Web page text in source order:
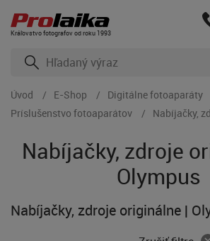
Kráľovstvo fotografov od roku 1993
Úvod E-Shop
Digitálne fotoaparáty
Príslušenstvo fotoaparátov
Nabíjačky,
Nabíjačky, zdroje
Olympus
Nabíjačky, zdroje originálne |